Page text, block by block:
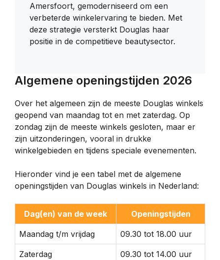
Amersfoort, gemoderniseerd om een
verbeterde winkelervaring te bieden. Met
deze strategie versterkt Douglas haar
positie in de competitieve beautysector.
Algemene openingstijden 2026
Over het algemeen zijn de meeste Douglas winkels
geopend van maandag tot en met zaterdag. Op
zondag zijn de meeste winkels gesloten, maar er
zijn uitzonderingen, vooral in drukke
winkelgebieden en tijdens speciale evenementen.
Hieronder vind je een tabel met de algemene
openingstijden van Douglas winkels in Nederland:
Dag(en) van de week Openingstijden
Maandag t/m vrijdag 09.30 tot 18.00 uur
Zaterdag 09.30 tot 14.00 uur